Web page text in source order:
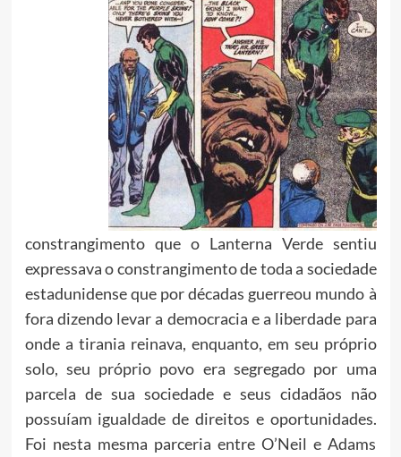
constrangimento que o Lanterna Verde sentiu
expressava o constrangimento de toda a sociedade
estadunidense que por décadas guerreou mundo à
fora dizendo levar a democracia e a liberdade para
onde a tirania reinava, enquanto, em seu próprio
solo, seu próprio povo era segregado por uma
parcela de sua sociedade e seus cidadãos não
possuíam igualdade de direitos e oportunidades.
Foi nesta mesma parceria entre O’Neil e Adams